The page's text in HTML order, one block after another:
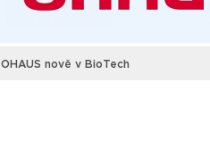
OHAUS nově v BioTech